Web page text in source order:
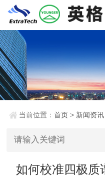
当前位置：首页 > 新闻资讯
如何校准四极质